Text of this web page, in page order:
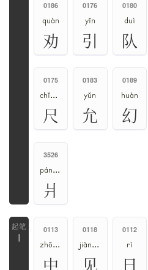
0186
quàn
劝
0176
yǐn
引
0180
duì
队
0175
chǐ、chě
尺
0183
yǔn
允
0189
huàn
幻
3526
pán、qiáng、chuáng
爿
0113
zhōng、zhòng
中
0118
jiàn、xiàn
见
0112
rì
日